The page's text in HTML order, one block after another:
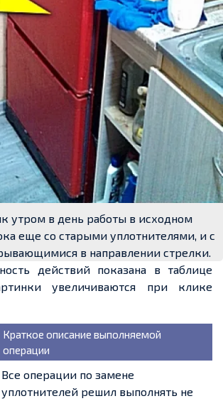
утром в день работы в исходном
еще со старыми уплотнителями, и с
в направлении стрелки.
действий показана в таблице
увеличиваются при клике
Краткое описание выполняемой
операции
Все операции по замене
уплотнителей решил выполнять не